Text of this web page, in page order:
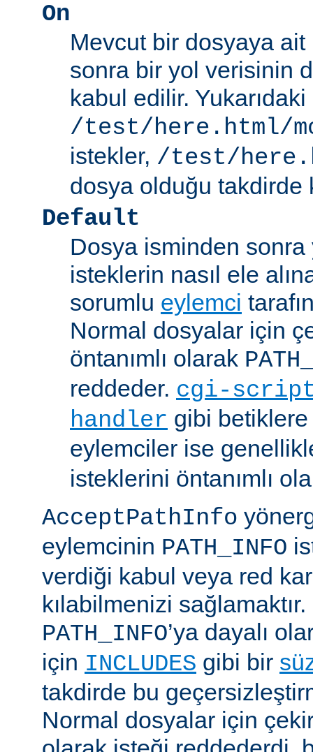
On
Mevcut bir dosyaya
sonra bir yol verisinin
kabul edilir.
/test/here.html/
istekler, /test/
dosya olduğu takdirde
Default
Dosya isminden
isteklerin nasıl ele
sorumlu eylemci
Normal dosyalar için
öntanımlı olarak
reddeder. cgi-
handler gibi
eylemciler ise
isteklerini öntanımlı
AcceptPathInfo
eylemcinin PATH_INFO
verdiği kabul veya red
kılabilmenizi
PATH_INFO’ya dayalı
için INCLUDES gibi bir
takdirde bu
Normal dosyalar için